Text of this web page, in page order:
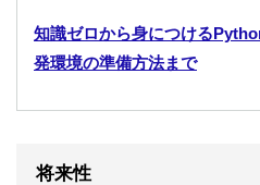
知識ゼロから身につける
発環境の準備方法まで
将来性